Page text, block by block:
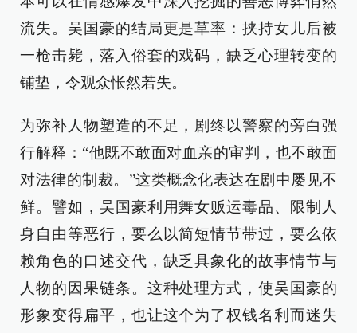
流失。吴国豪的结局更是草率：挟持女儿后被
一枪击毙，落入俗套的戏码，缺乏心理转变的
铺垫，令观众怅然若失。
为弥补人物塑造的不足，剧终以警察的旁白强
行解释：“他既不敢面对血亲的审判，也不敢面
对法律的制裁。”这类概念化表达在剧中屡见不
鲜。譬如，吴国豪利用舞女贩运毒品、限制人
身自由等恶行，要么以简短情节带过，要么依
赖角色的口述交代，缺乏具象化的故事情节与
人物的因果链条。这种处理方式，使吴国豪的
形象变得扁平，也让这个为了权钱名利而迷失